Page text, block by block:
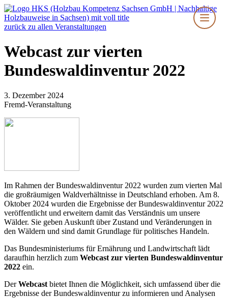
Zum
Inhalt
springen
zurück zu allen Veranstaltungen
Webcast zur vierten
Bundeswaldinventur 2022
3. Dezember 2024
Fremd-Veranstaltung
Im Rahmen der Bundeswaldinventur 2022 wurden zum vierten Mal
die großräumigen Waldverhältnisse in Deutschland erhoben. Am 8.
Oktober 2024 wurden die Ergebnisse der Bundeswaldinventur 2022
veröffentlicht und erweitern damit das Verständnis um unsere
Wälder. Sie geben Auskunft über Zustand und Veränderungen in
den Wäldern und sind damit Grundlage für politisches Handeln.
Das Bundesministeriums für Ernährung und Landwirtschaft lädt
daraufhin herzlich zum Webcast zur vierten Bundeswaldinventur
2022 ein.
DerWebcast bietet Ihnen die Möglichkeit, sich umfassend über die
Ergebnisse der Bundeswaldinventur zu informieren und Analysen